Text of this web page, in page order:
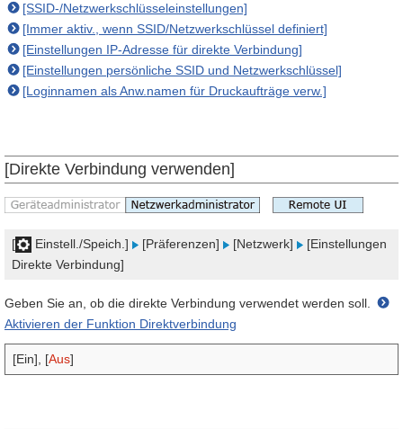
[SSID-/Netzwerkschlüsseleinstellungen]
[Immer aktiv., wenn SSID/Netzwerkschlüssel definiert]
[Einstellungen IP-Adresse für direkte Verbindung]
[Einstellungen persönliche SSID und Netzwerkschlüssel]
[Loginnamen als Anw.namen für Druckaufträge verw.]
[Direkte Verbindung verwenden]
[ Einstell./Speich.] [Präferenzen] [Netzwerk]
[Einstellungen
Direkte Verbindung]
Geben Sie an, ob die direkte Verbindung verwendet werden soll.
Aktivieren der Funktion Direktverbindung
[Ein], [Aus]